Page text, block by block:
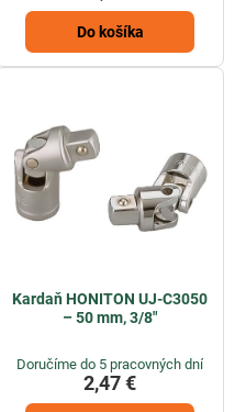
Do košíka
Kardaň HONITON UJ-C3050
– 50 mm, 3/8"
Doručíme do 5 pracovných dní
2,47 €